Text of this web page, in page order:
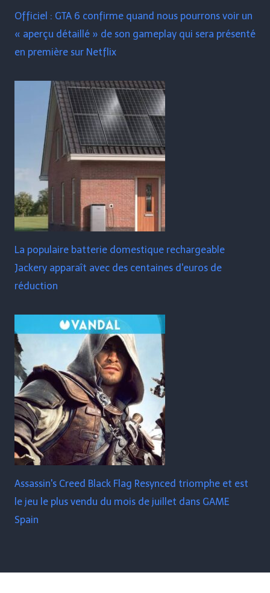
Officiel : GTA 6 confirme quand nous pourrons voir un
« aperçu détaillé » de son gameplay qui sera présenté
en première sur Netflix
La populaire batterie domestique rechargeable
Jackery apparaît avec des centaines d'euros de
réduction
Assassin's Creed Black Flag Resynced triomphe et est
le jeu le plus vendu du mois de juillet dans GAME
Spain